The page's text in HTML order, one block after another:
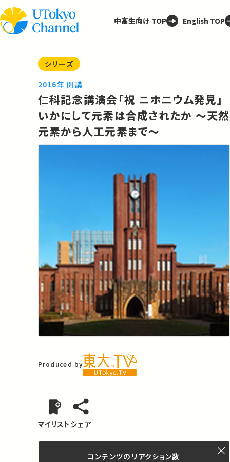
中高生向け TOP English TOP
シリーズ
2016年 開講
仁科記念講演会「祝 ニホニウム発見」
いかにして元素は合成されたか ～天然
元素から人工元素まで～
Produced by
マイリスト シェア
コンテンツの リアクション数